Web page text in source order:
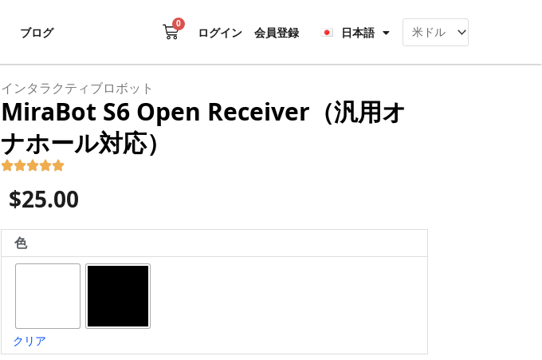
ブログ
0
Cart ログイン 会員登録 日本語
Deutsch
インタラクティブロボット
MiraBot S6 Open Receiver（汎用オ
ナホール対応）
$25.00
色
クリア
MiraBot
S6